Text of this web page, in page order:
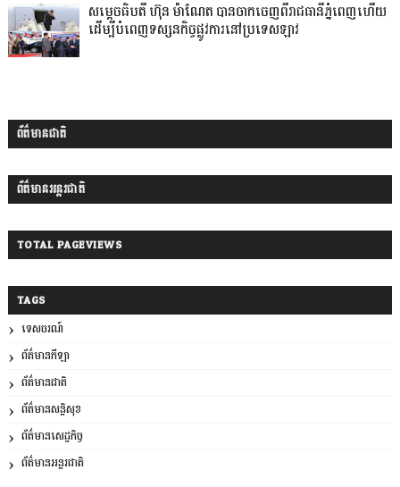
សម្តេចធិបតី ហ៊ុន ម៉ាណែត បានចាកចេញពីរាជធានីភ្នំពេញហើយ
ដើម្បីបំពេញទស្សនកិច្ចផ្លូវការនៅប្រទេសឡាវ
ព័ត៌មានជាតិ
ព័ត៌មានអន្តរជាតិ
TOTAL PAGEVIEWS
TAGS
ទេសចរណ៍
ព័ត៌មានកីឡា
ព័ត៌មានជាតិ
ព័ត៌មានសន្តិសុខ
ព័ត៌មានសេដ្ឋកិច្ច
ព័ត៌មានអន្តរជាតិ